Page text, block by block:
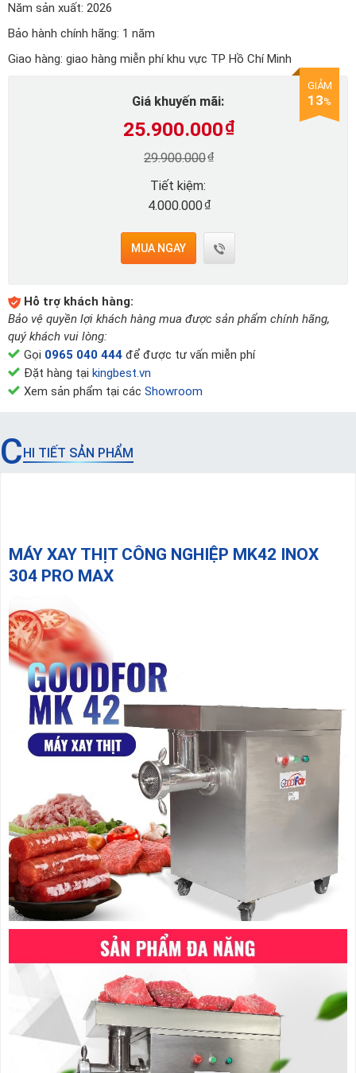
Năm sản xuất: 2026
Bảo hành chính hãng: 1 năm
Giao hàng: giao hàng miễn phí khu vực TP Hồ Chí Minh
Giá khuyến mãi:
25.900.000₫
29.900.000₫
Tiết kiệm:
4.000.000₫
MUA NGAY
GIẢM
13%
Hỗ trợ khách hàng:
Bảo vệ quyền lợi khách hàng mua được sản phẩm chính hãng,
quý khách vui lòng:
Gọi 0965 040 444 để được tư vấn miễn phí
Đặt hàng tại kingbest.vn
Xem sản phẩm tại các Showroom
CHI TIẾT SẢN PHẨM
MÁY XAY THỊT CÔNG NGHIỆP MK42 INOX
304 PRO MAX